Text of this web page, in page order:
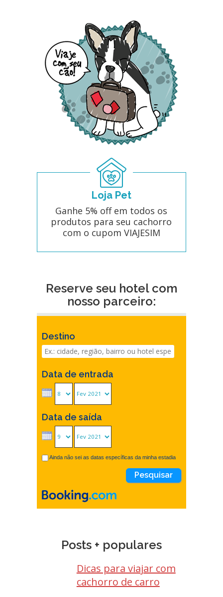
Loja Pet
Ganhe 5% off em todos os
produtos para seu cachorro
com o cupom VIAJESIM
Reserve seu hotel com
nosso parceiro:
Destino
Data de entrada
Data de saída
Ainda não sei as datas específicas da minha estadia
Posts + populares
Dicas para viajar com
cachorro de carro